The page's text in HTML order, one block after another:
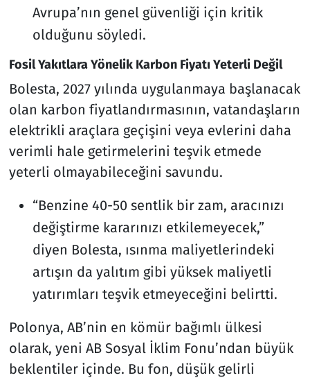
Avrupa’nın genel güvenliği için kritik
olduğunu söyledi.
Fosil Yakıtlara Yönelik Karbon Fiyatı Yeterli Değil
Bolesta, 2027 yılında uygulanmaya başlanacak
olan karbon fiyatlandırmasının, vatandaşların
elektrikli araçlara geçişini veya evlerini daha
verimli hale getirmelerini teşvik etmede
yeterli olmayabileceğini savundu.
“Benzine 40-50 sentlik bir zam, aracınızı
değiştirme kararınızı etkilemeyecek,”
diyen Bolesta, ısınma maliyetlerindeki
artışın da yalıtım gibi yüksek maliyetli
yatırımları teşvik etmeyeceğini belirtti.
Polonya, AB’nin en kömür bağımlı ülkesi
olarak, yeni AB Sosyal İklim Fonu’ndan büyük
beklentiler içinde. Bu fon, düşük gelirli